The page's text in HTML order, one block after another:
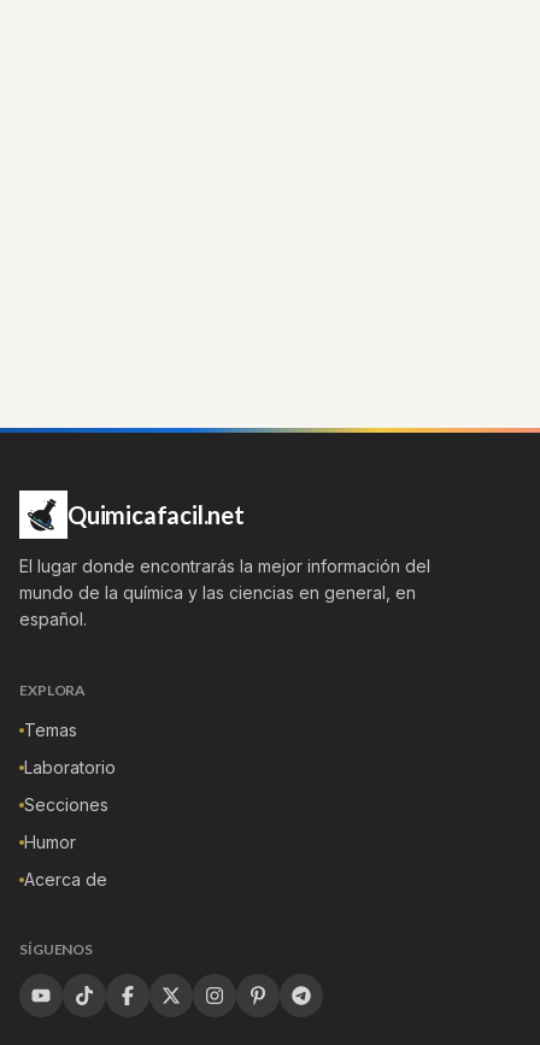
Quimicafacil.net
El lugar donde encontrarás la mejor información del
mundo de la química y las ciencias en general, en
español.
EXPLORA
Temas
Laboratorio
Secciones
Humor
Acerca de
SÍGUENOS